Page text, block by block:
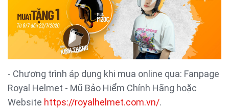
- Chương trình áp dụng khi mua online qua: Fanpage
Royal Helmet - Mũ Bảo Hiểm Chính Hãng hoặc
Website https://royalhelmet.com.vn/.